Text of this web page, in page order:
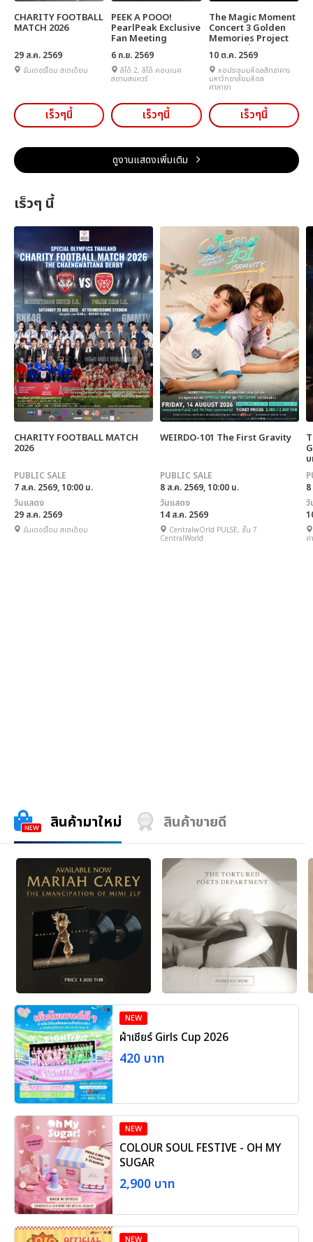
CHARITY FOOTBALL
MATCH 2026
29 ส.ค. 2569
ธันเดอร์โดม สเตเดียม
เร็วๆนี้
PEEK A POOO!
PearlPeak Exclusive
Fan Meeting
6 ก.ย. 2569
ลิโด้ 2, ลิโด้ คอนเนค
สยามสแควร์‬
เร็วๆนี้
The Magic Moment
Concert 3 Golden
Memories Project
บทเพลงแห่งความทรง
จำ
10 ต.ค. 2569
หอประชุมมหิดลสิทธาคาร
มหาวิทยาลัยมหิดล
ศาลายา
เร็วๆนี้
ดูงานแสดงเพิ่มเติม
เร็วๆ นี้
CHARITY FOOTBALL MATCH
2026
PUBLIC SALE
7 ส.ค. 2569, 10:00 น.
วันแสดง
29 ส.ค. 2569
ธันเดอร์โดม สเตเดียม
WEIRDO-101 The First Gravity
PUBLIC SALE
8 ส.ค. 2569, 10:00 น.
วันแสดง
14 ส.ค. 2569
CentralwOrld PULSE, ชั้น 7
CentralWorld
วั
ศ
สินค้ามาใหม่ สินค้าขายดี
NEW
ผ้าเชียร์ Girls Cup 2026
420 บาท
NEW
COLOUR SOUL FESTIVE - OH MY
SUGAR
2,900 บาท
NEW